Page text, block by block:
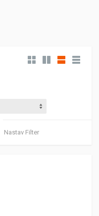
Nastav Filter